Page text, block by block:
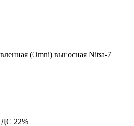
(Omni) выносная Nitsa-7
22%